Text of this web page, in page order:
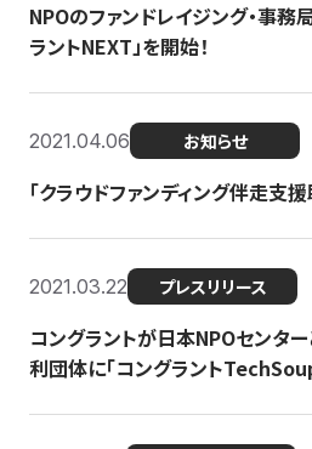
NPOのファンドレイジング・事務
ラントNEXT」を開始！
2021.04.06 お知らせ
「クラウドファンディング伴走支
2021.03.22 プレスリリース
コングラントが日本NPOセンタ
利団体に「コングラント